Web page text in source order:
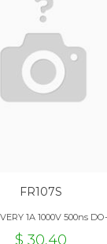
FR107S
1A 1000V 500ns
$ 30,40